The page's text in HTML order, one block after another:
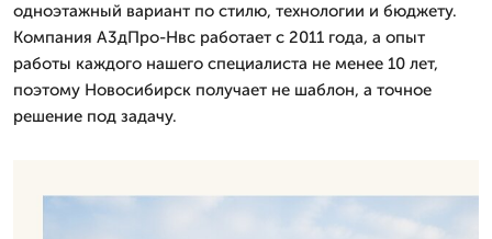
одноэтажный вариант по стилю, технологии и бюджету.
Компания А3дПро-Нвс работает с 2011 года, а опыт
работы каждого нашего специалиста не менее 10 лет,
поэтому Новосибирск получает не шаблон, а точное
решение под задачу.